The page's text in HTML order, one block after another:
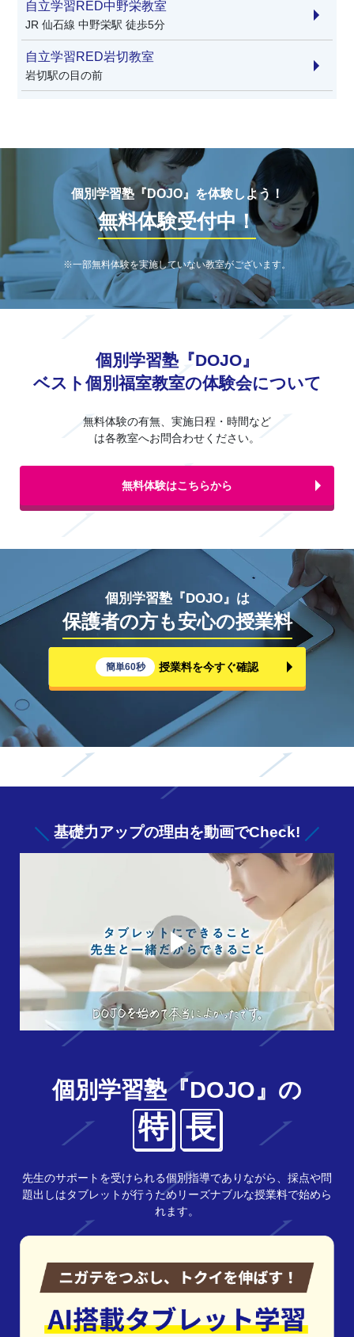
自立学習RED中野栄教室
JR 仙石線 中野栄駅 徒歩5分
自立学習RED岩切教室
岩切駅の目の前
個別学習塾『DOJO』を体験しよう！
無料体験受付中！
※一部無料体験を実施していない教室がございます。
個別学習塾『DOJO』
ベスト個別福室教室の体験会について
無料体験の有無、実施日程・時間など
は各教室へお問合わせください。
無料体験はこちらから
個別学習塾『DOJO』は
保護者の方も安心の授業料
簡単60秒 授業料を今すぐ確認
基礎力アップの理由を動画でCheck!
個別学習塾『DOJO』の
特 長
先生のサポートを受けられる個別指導でありながら、採点や問
題出しはタブレットが行うためリーズナブルな授業料で始めら
れます。